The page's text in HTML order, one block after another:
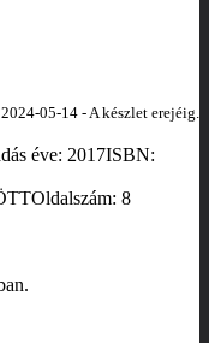
05-14 - A készlet erejéig.
éve: 2017ISBN:
8